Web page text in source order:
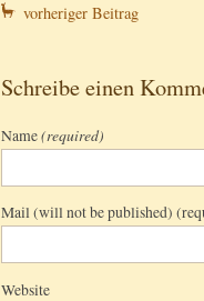
vorheriger Beitrag
Schreibe einen
Name(required)
Mail (will not be published)
Website